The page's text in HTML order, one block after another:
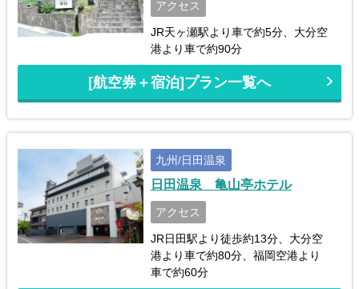
アクセス
JR天ヶ瀬駅より車で約5分、大分空
港より車で約90分
[航空券＋宿泊]プラン一覧へ
九州/日田温泉
日田温泉 亀山亭ホテル
アクセス
JR日田駅より徒歩約13分、大分空
港より車で約80分、福岡空港より
車で約60分